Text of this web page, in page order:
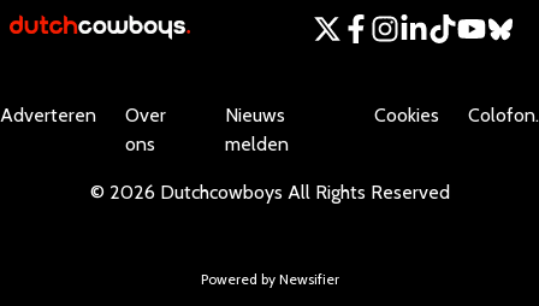
Adverteren
Over
ons
Nieuws
melden
Cookies Colofon.
© 2026 Dutchcowboys All Rights Reserved
Powered by Newsifier